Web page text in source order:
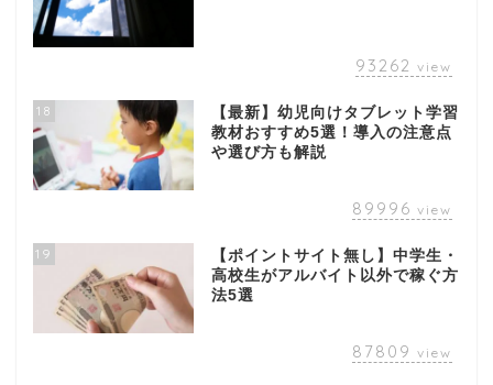
93262 view
18
【最新】幼児向けタブレット学習
教材おすすめ5選！導入の注意点
や選び方も解説
89996 view
19
【ポイントサイト無し】中学生・
高校生がアルバイト以外で稼ぐ方
法5選
87809 view